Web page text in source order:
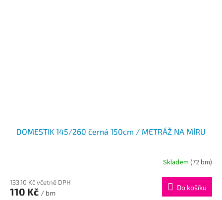
DOMESTIK 145/260 černá 150cm / METRÁŽ NA MÍRU
Skladem (72 bm)
133,10 Kč včetně DPH
110 Kč / bm
Do košíku